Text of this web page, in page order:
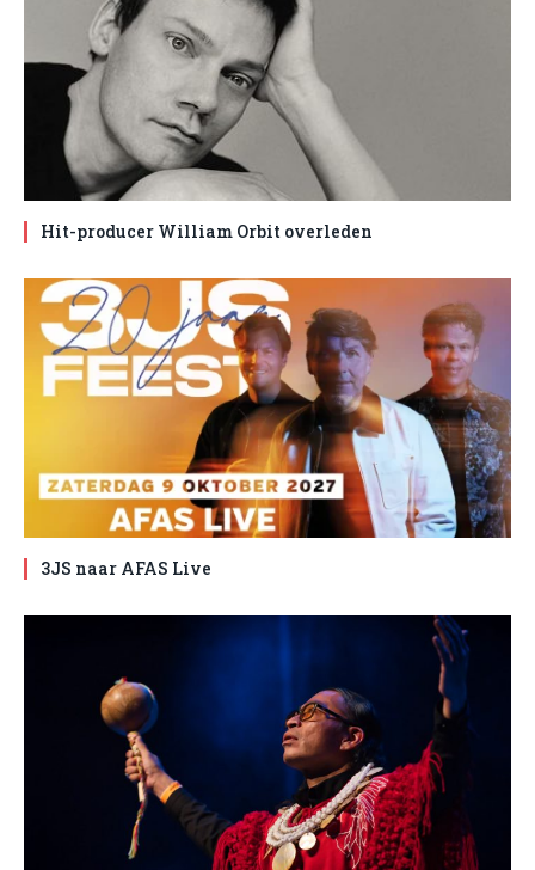
Hit-producer William Orbit overleden
3JS naar AFAS Live